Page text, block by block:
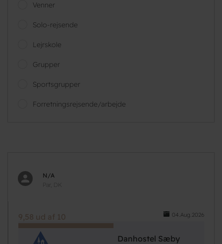
Venner
Solo-rejsende
Lejrskole
Grupper
Sportsgrupper
Forretningsrejsende/arbejde
N/A
Par, DK
04.Aug.2026
9,58 ud af 10
Danhostel Sæby